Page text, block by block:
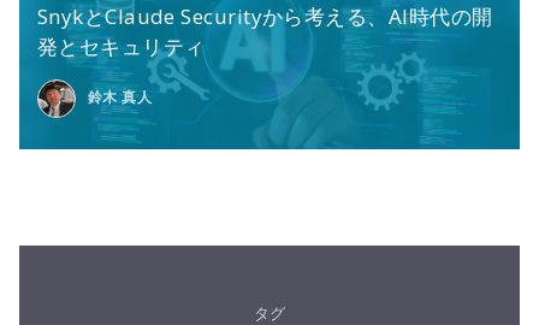
SnykとClaude Securityから考える、AI時代の開
発とセキュリティ
鈴木 真人
タグ